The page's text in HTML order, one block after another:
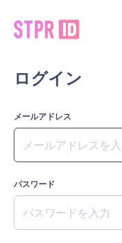
ログイン
メールアドレス
パスワード